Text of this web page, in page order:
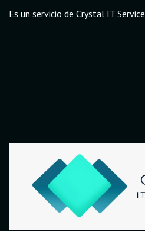
Es un servicio de Crystal IT Service